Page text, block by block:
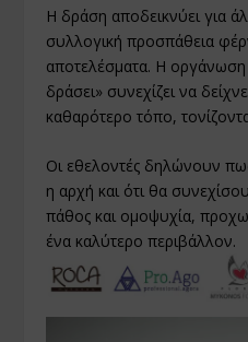
Η δράση αποδεικνύει για
συλλογική προσπάθεια
αποτελέσματα. Η
δράσει» συνεχίζει να
καθαρότερο τόπο,
Οι εθελοντές δηλώνουν
η αρχή και ότι θα
πάθος και ομοψυχία,
ένα καλύτερο περιβάλλον.